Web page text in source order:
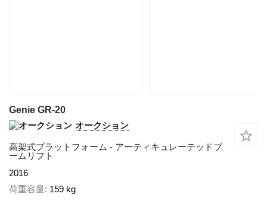
Genie GR-20
オークション
高架式プラットフォーム - アーティキュレーテッドブ
ームリフト
2016
荷重容量 159 kg